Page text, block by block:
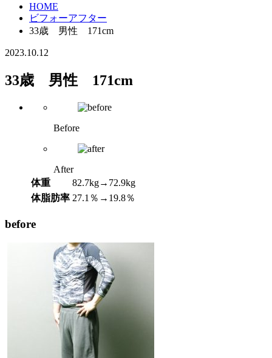
HOME
ビフォーアフター
33歳 男性 171cm
2023.10.12
33歳 男性 171cm
Before
After
体重
82.7kg→72.9kg
体脂肪率 27.1％→19.8％
before